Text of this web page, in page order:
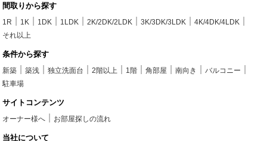
間取りから探す
1R 1K 1DK 1LDK 2K/2DK/2LDK 3K/3DK/3LDK
4K/4DK/4LDK
それ以上
条件から探す
新築 築浅 独立洗面台 2階以上 1階 角部屋 南向き
バルコニー
駐車場
サイトコンテンツ
オーナー様へ お部屋探しの流れ
当社について